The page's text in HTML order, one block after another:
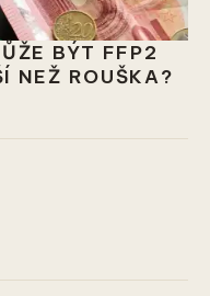
BÝT FFP2
NEŽ ROUŠKA?